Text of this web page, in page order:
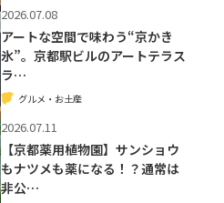
2026.07.08
アートな空間で味わう“京かき
氷”。京都駅ビルのアートテラス
ラ…
グルメ・お土産
2026.07.11
【京都薬用植物園】サンショウ
もナツメも薬になる！？通常は
非公…